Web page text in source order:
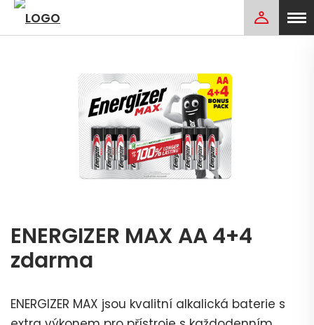
ENERGIZER MAX AA 4+4
zdarma
ENERGIZER MAX jsou kvalitní alkalická baterie s